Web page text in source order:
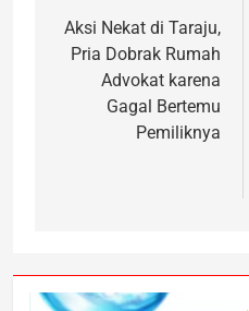
Aksi Nekat di Taraju,
Pria Dobrak Rumah
Advokat karena
Gagal Bertemu
Pemiliknya